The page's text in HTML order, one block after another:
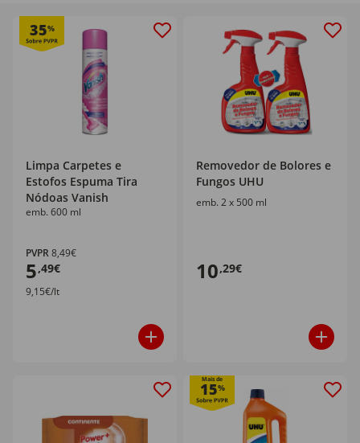
35%
Limpa Carpetes e
Estofos Espuma Tira
Nódoas Vanish
emb. 600 ml
PVPR8,49€
5,49€
9,15€/lt
Removedor de Bolores e
Fungos UHU
emb. 2 x 500 ml
10,29€
Mais de
15%